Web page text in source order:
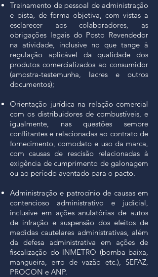
Treinamento de pessoal de administração
e pista, de forma objetiva, com vistas a
esclarecer aos colaboradores, as
obrigações legais do Posto Revendedor
na atividade, inclusive no que tange à
regulação aplicável da qualidade dos
produtos comercializados ao consumidor
(amostra-testemunha, lacres e outros
documentos);
Orientação jurídica na relação comercial
com os distribuidores de combustíveis, e
igualmente, nas questões sempre
conflitantes e relacionadas ao contrato de
fornecimento, comodato e uso da marca,
com causas de rescisão relacionadas à
exigência de cumprimento de galonagem
ou ao período aventado para o pacto.
Administração e patrocínio de causas em
contencioso administrativo e judicial,
inclusive em ações anulatórias de autos
de infração e suspensão dos efeitos de
medidas cautelares administrativas, além
da defesa administrativa em ações de
fiscalização do INMETRO (bomba baixa,
mangueira, erro de vazão etc.), SEFAZ,
PROCON e ANP.